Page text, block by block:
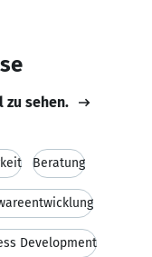
zu sehen.
Beratung
Development